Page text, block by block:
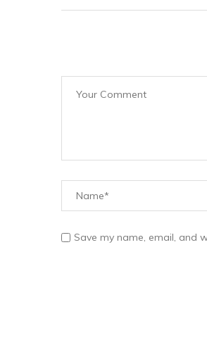
Save my name, email, and